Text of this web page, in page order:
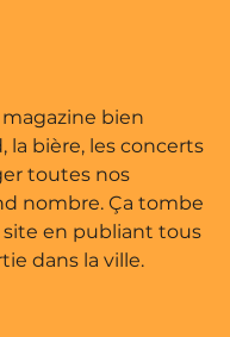
Web •
bien
la bière, les concerts
toutes nos
nombre. Ça tombe
site en publiant tous
dans la ville.